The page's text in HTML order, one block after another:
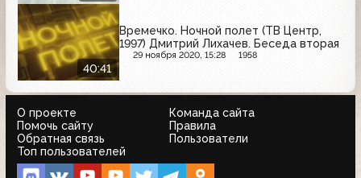
40:41
Времечко. Ночной полет (ТВ Центр,
1997) Дмитрий Лихачев. Беседа вторая
29 ноября 2020, 15:28 1958
О проекте
Команда сайта
Помочь сайту
Правила
Обратная связь
Пользователи
Топ пользователей